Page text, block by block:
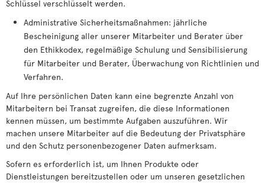
Schlüssel verschlüsselt werden.
Administrative Sicherheitsmaßnahmen: jährliche
Bescheinigung aller unserer Mitarbeiter und Berater über
den Ethikkodex, regelmäßige Schulung und Sensibilisierung
für Mitarbeiter und Berater, Überwachung von Richtlinien und
Verfahren.
Auf Ihre persönlichen Daten kann eine begrenzte Anzahl von
Mitarbeitern bei Transat zugreifen, die diese Informationen
kennen müssen, um bestimmte Aufgaben auszuführen. Wir
machen unsere Mitarbeiter auf die Bedeutung der Privatsphäre
und den Schutz personenbezogener Daten aufmerksam.
Sofern es erforderlich ist, um Ihnen Produkte oder
Dienstleistungen bereitzustellen oder um unseren gesetzlichen